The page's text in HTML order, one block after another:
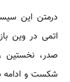
درمتن این
اتمی در وین
صدر، نخستین
شکست و ادامه